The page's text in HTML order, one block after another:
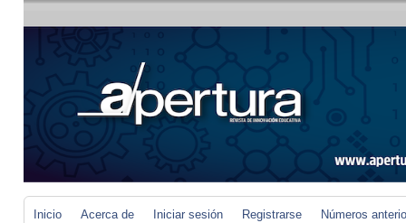
Inicio Acerca de Iniciar sesión Registrarse Números